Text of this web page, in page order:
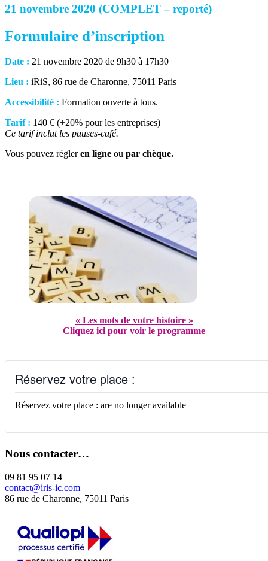
21 novembre 2020 (COMPLET – reporté)
Formulaire d’inscription
Date : 21 novembre 2020 de 9h30 à 17h30
Lieu : iRiS, 86 rue de Charonne, 75011 Paris
Accessibilité : Formation ouverte à tous.
Tarif : 140 € (+20% pour les entreprises)
Ce tarif inclut les pauses-café.
Vous pouvez régleren ligne ou par chèque.
« Les mots de votre histoire »
Cliquez ici pour voir le programme
Réservez votre place :
Réservez votre place : are no longer available
Nous contacter…
09 81 95 07 14
contact@iris-ic.com
86 rue de Charonne, 75011 Paris